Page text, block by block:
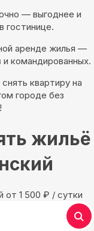
— выгоднее и
гостинице.
аренде жилья —
командированных.
квартиру на
городе без
жильё
oт 1 500 ₽ / сутки